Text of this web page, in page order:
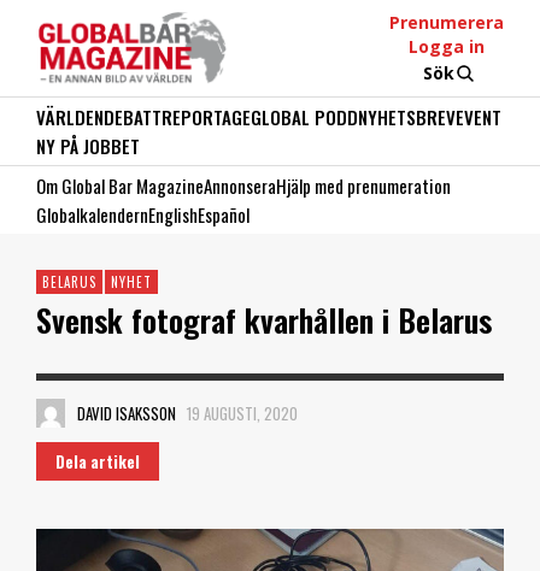
Prenumerera
Logga in
Sök
VÄRLDENDEBATTREPORTAGEGLOBAL PODDNYHETSBREVEVENT
NY PÅ JOBBET
Om Global Bar MagazineAnnonseraHjälp med prenumeration
GlobalkalendernEnglishEspañol
BELARUS NYHET
Svensk fotograf kvarhållen i Belarus
DAVID ISAKSSON 19 AUGUSTI, 2020
Dela artikel